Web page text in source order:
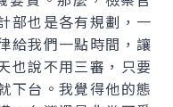
部也是各有規劃，一
給我們一點時間，讓
也說不用三審，只要
下台。我覺得他的態